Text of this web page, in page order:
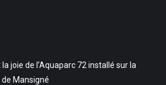
joie de l’Aquaparc 72 installé sur la
de Mansigné